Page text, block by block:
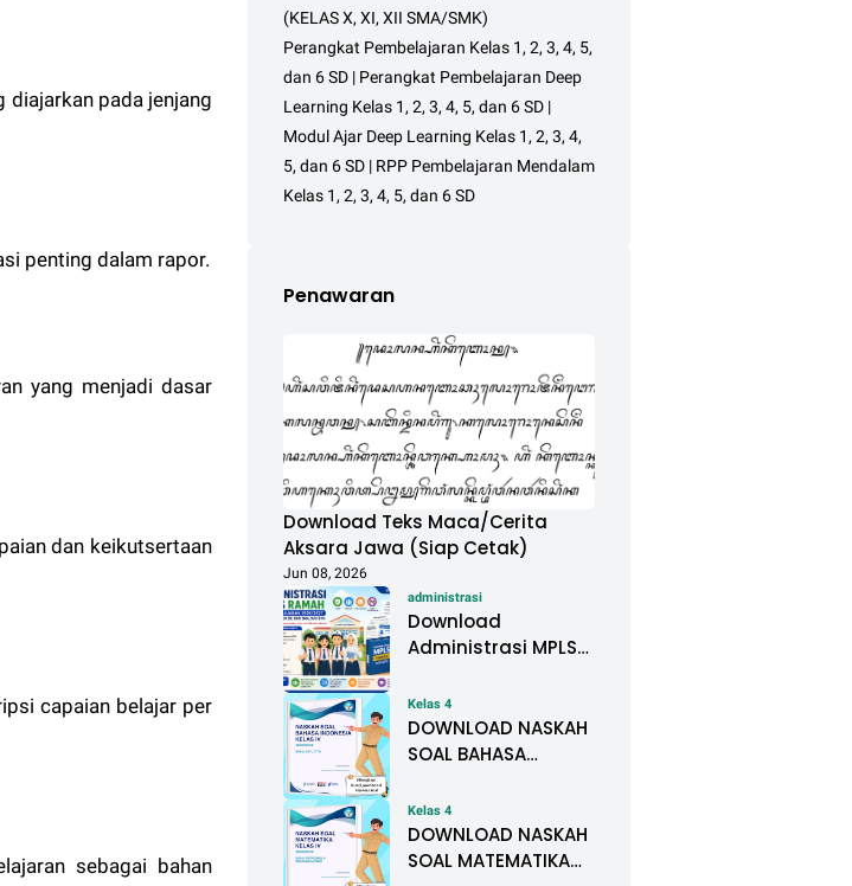
diajarkan pada jenjang
penting dalam rapor.
yang menjadi dasar
dan keikutsertaan
capaian belajar per
sebagai bahan
(KELAS X, XI, XII SMA/SMK)
Perangkat Pembelajaran Kelas 1, 2, 3, 4, 5,
dan 6 SD | Perangkat Pembelajaran Deep
Learning Kelas 1, 2, 3, 4, 5, dan 6 SD |
Modul Ajar Deep Learning Kelas 1, 2, 3, 4,
5, dan 6 SD | RPP Pembelajaran Mendalam
Kelas 1, 2, 3, 4, 5, dan 6 SD
Penawaran
Download Teks Maca/Cerita
Aksara Jawa (Siap Cetak)
Jun 08, 2026
administrasi
Download
Administrasi MPLS
Pelajaran
2026/2027 Lengkap
untuk PAUD, SD, SMP,
Kelas 4
DOWNLOAD NASKAH
SOAL BAHASA
SEMESTER II BAB 6.
SATU TITIK
Kelas 4
DOWNLOAD NASKAH
SOAL MATEMATIKA